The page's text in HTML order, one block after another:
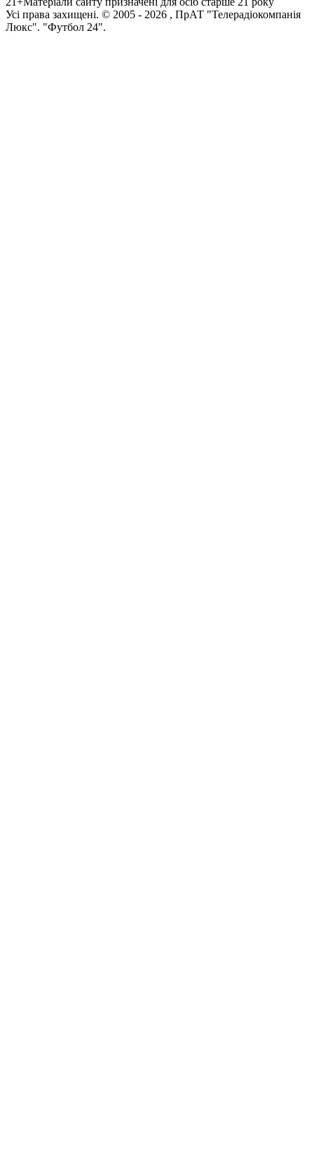
Усi права захищенi. © 2005 - 2026 , ПрАТ "Телерадіокомпанія
Люкс". "Футбол 24".